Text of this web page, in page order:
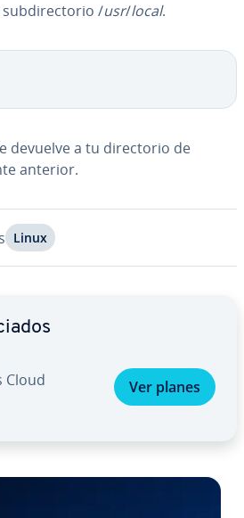
su­b­di­re­c­to­rio /usr/local.
devuelve a tu di­re­c­to­rio de
anterior.
Linux
Cloud Ver planes